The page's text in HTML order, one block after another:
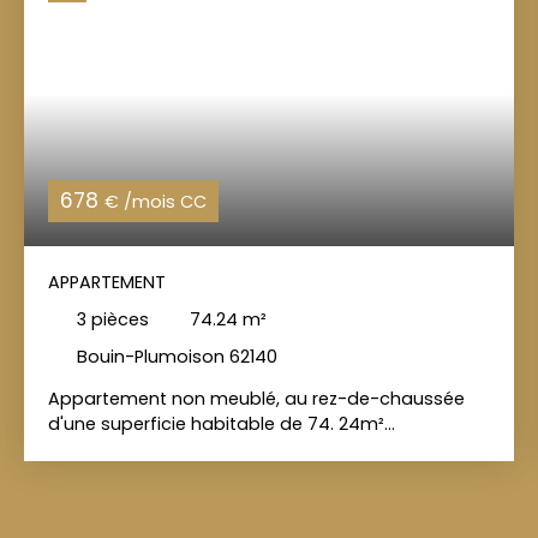
678 € /mois CC
APPARTEMENT
3 pièces 74.24 m²
Bouin-Plumoison 62140
Appartement non meublé, au rez-de-chaussée
d'une superficie habitable de 74. 24m²